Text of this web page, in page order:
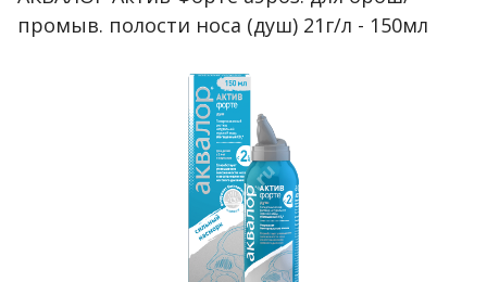
промыв. полости носа (душ) 21г/л - 150мл